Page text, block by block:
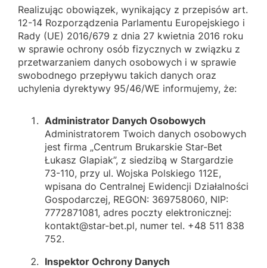
Realizując obowiązek, wynikający z przepisów art.
12-14 Rozporządzenia Parlamentu Europejskiego i
Rady (UE) 2016/679 z dnia 27 kwietnia 2016 roku
w sprawie ochrony osób fizycznych w związku z
przetwarzaniem danych osobowych i w sprawie
swobodnego przepływu takich danych oraz
uchylenia dyrektywy 95/46/WE informujemy, że:
Administrator Danych Osobowych
Administratorem Twoich danych osobowych
jest firma „Centrum Brukarskie Star-Bet
Łukasz Glapiak”, z siedzibą w Stargardzie
73-110, przy ul. Wojska Polskiego 112E,
wpisana do Centralnej Ewidencji Działalności
Gospodarczej, REGON: 369758060, NIP:
7772871081, adres poczty elektronicznej:
kontakt@star-bet.pl, numer tel. +48 511 838
752.
Inspektor Ochrony Danych